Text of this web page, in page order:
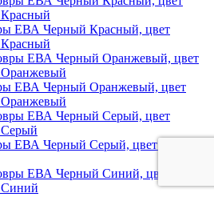
ЕВА Черный Красный, цвет
ЕВА Черный Оранжевый, цвет
Оранжевый
ЕВА Черный Серый, цвет Черный,